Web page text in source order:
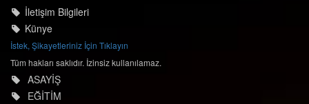
İletişim Bilgileri
Künye
İstek, Şikayetleriniz İçin Tıklayın
Tüm hakları saklıdır. İzinsiz kullanılamaz.
ASAYİŞ
EĞİTİM